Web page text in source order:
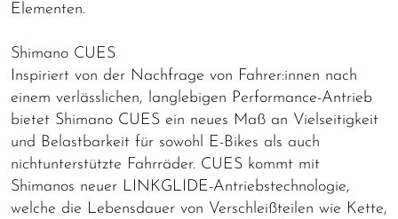
Elementen.
Shimano CUES
Inspiriert von der Nachfrage von Fahrer:innen nach
einem verlässlichen, langlebigen Performance-Antrieb
bietet Shimano CUES ein neues Maß an Vielseitigkeit
und Belastbarkeit für sowohl E-Bikes als auch
nichtunterstützte Fahrräder. CUES kommt mit
Shimanos neuer LINKGLIDE-Antriebstechnologie,
welche die Lebensdauer von Verschleißteilen wie Kette,